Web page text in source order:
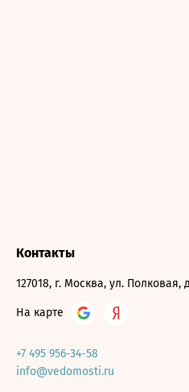
Контакты
127018, г. Москва, ул. Полковая,
На карте
+7 495 956-34-58
info@vedomosti.ru